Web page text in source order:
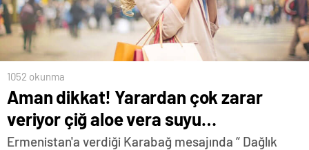
1052 okunma
Aman dikkat! Yarardan çok zarar
veriyor çiğ aloe vera suyu…
Ermenistan'a verdiği Karabağ mesajında “ Dağlık